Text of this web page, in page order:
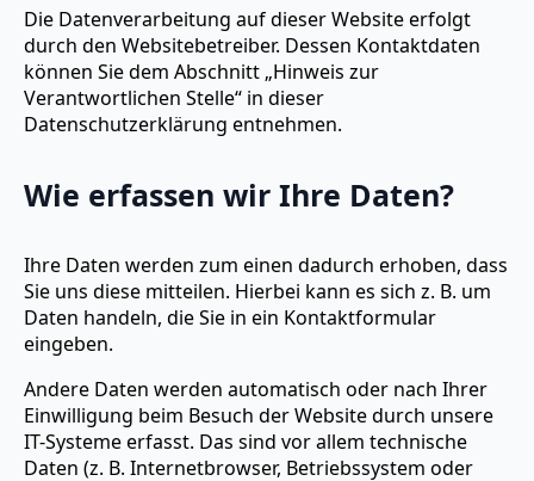
Die Datenverarbeitung auf dieser Website erfolgt
durch den Websitebetreiber. Dessen Kontaktdaten
können Sie dem Abschnitt „Hinweis zur
Verantwortlichen Stelle“ in dieser
Datenschutzerklärung entnehmen.
Wie erfassen wir Ihre Daten?
Ihre Daten werden zum einen dadurch erhoben, dass
Sie uns diese mitteilen. Hierbei kann es sich z. B. um
Daten handeln, die Sie in ein Kontaktformular
eingeben.
Andere Daten werden automatisch oder nach Ihrer
Einwilligung beim Besuch der Website durch unsere
IT-Systeme erfasst. Das sind vor allem technische
Daten (z. B. Internetbrowser, Betriebssystem oder